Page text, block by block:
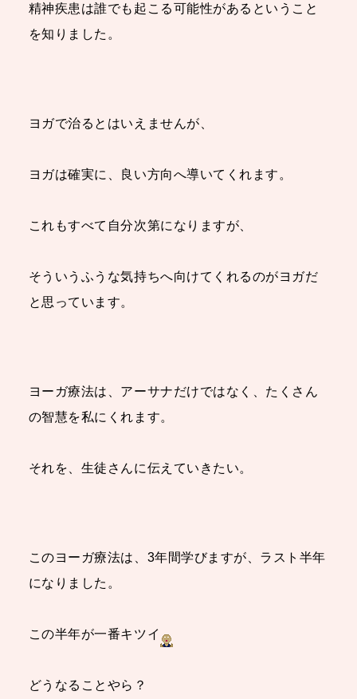
精神疾患は誰でも起こる可能性があるということ
を知りました。
ヨガで治るとはいえませんが、
ヨガは確実に、良い方向へ導いてくれます。
これもすべて自分次第になりますが、
そういうふうな気持ちへ向けてくれるのがヨガだ
と思っています。
ヨーガ療法は、アーサナだけではなく、たくさん
の智慧を私にくれます。
それを、生徒さんに伝えていきたい。
このヨーガ療法は、3年間学びますが、ラスト半年
になりました。
この半年が一番キツイ
どうなることやら？